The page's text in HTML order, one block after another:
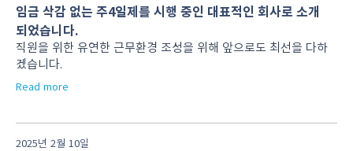
임금 삭감 없는 주4일제를 시행 중인 대표적인 회사로 소개
되었습니다.
직원을 위한 유연한 근무환경 조성을 위해 앞으로도 최선을 다하
겠습니다.
Read more
2025년 2월 10일